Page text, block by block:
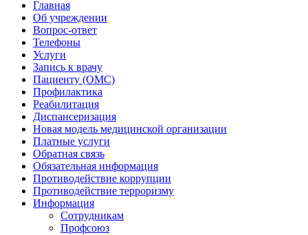
Главная
Об учреждении
Вопрос-ответ
Телефоны
Услуги
Запись к врачу
Пациенту (ОМС)
Профилактика
Реабилитация
Диспансеризация
Новая модель медицинской организации
Платные услуги
Обратная связь
Обязательная информация
Противодействие коррупции
Противодействие терроризму
Информация
Сотрудникам
Профсоюз